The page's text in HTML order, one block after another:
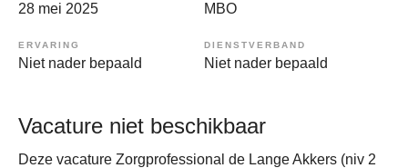
28 mei 2025 MBO
ERVARING
Niet nader bepaald
DIENSTVERBAND
Niet nader bepaald
Vacature niet beschikbaar
Deze vacature Zorgprofessional de Lange Akkers (niv 2